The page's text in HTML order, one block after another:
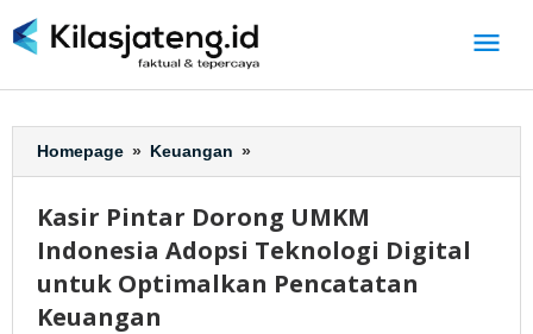
ke
Homepage » Keuangan »
Pintar
UMKM
Indonesia
Adopsi
Kasir Pintar Dorong UMKM
Indonesia Adopsi Teknologi Digital
untuk Optimalkan Pencatatan
Keuangan